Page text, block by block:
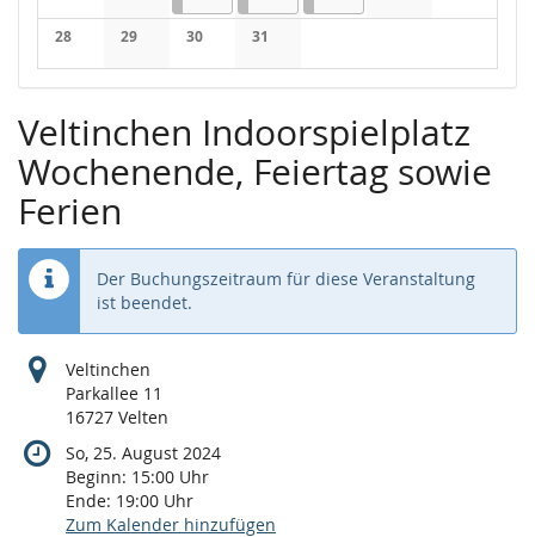
Keine Veranstaltungen
Keine Veranstaltungen Keine Keine
28
Keine Veranstaltungen
29
Keine Veranstaltungen
30
Keine Veranstaltungen
31
Keine Veranstaltungen
Veltinchen Indoorspielplatz
Wochenende, Feiertag sowie
Ferien
Der Buchungszeitraum für diese Veranstaltung
ist beendet.
Veltinchen
Parkallee 11
16727 Velten
So, 25. August 2024
Beginn: 15:00 Uhr
Ende: 19:00 Uhr
Zum Kalender hinzufügen